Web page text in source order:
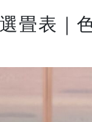
畳表｜